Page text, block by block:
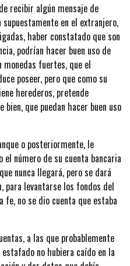
recibir algún mensaje de
supuestamente en el extranjero,
haber constatado que son
podrían hacer buen uso de
monedas fuertes, que el
poseer, pero que como su
herederos, pretende
que puedan hacer buen uso
o posteriormente, le
número de su cuenta bancaria
nunca llegará, pero se dará
para levantarse los fondos del
fe, no se dio cuenta que estaba
a las que probablemente
no hubiera caído en la